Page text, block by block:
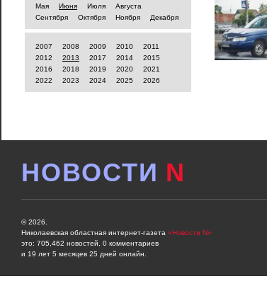
Мая
Июня Июля
Августа
Сентября
Октября Ноября Декабря
2007 2008 2009 2010
2011
2012
2013 2017 2014
2015
2016
2018 2019 2020
2021
2022
2023 2024 2025 2026
НОВОСТИ N
© 2026.
Николаевская областная интернет-газета «Новости N»
это: 705,462 новостей, 0 комментариев
и 19 лет 5 месяцев 25 дней онлайн.